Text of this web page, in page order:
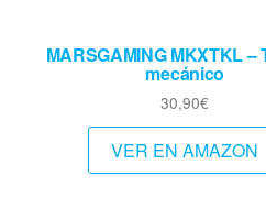
MARSGAMING MKXTKL –
mecánico
30,90€
VER EN AMAZON